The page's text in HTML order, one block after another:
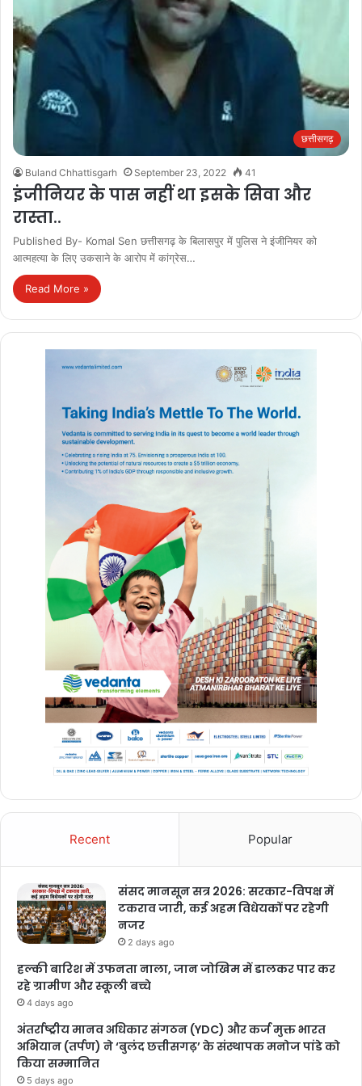
छत्तीसगढ़
Buland Chhattisgarh September 23, 2022 41
इंजीनियर के पास नहीं था इसके सिवा और
रास्ता..
Published By- Komal Sen छत्तीसगढ़ के बिलासपुर में पुलिस ने इंजीनियर को
आत्महत्या के लिए उकसाने के आरोप में कांग्रेस…
Read More »
Recent Popular
संसद मानसून सत्र 2026: सरकार-विपक्ष में
टकराव जारी, कई अहम विधेयकों पर रहेगी
नजर
2 days ago
हल्की बारिश में उफनता नाला, जान जोखिम में डालकर पार कर
रहे ग्रामीण और स्कूली बच्चे
4 days ago
अंतर्राष्ट्रीय मानव अधिकार संगठन (YDC) और कर्ज मुक्त भारत
अभियान (तर्पण) ने ‘बुलंद छत्तीसगढ़’ के संस्थापक मनोज पांडे को
किया सम्मानित
5 days ago